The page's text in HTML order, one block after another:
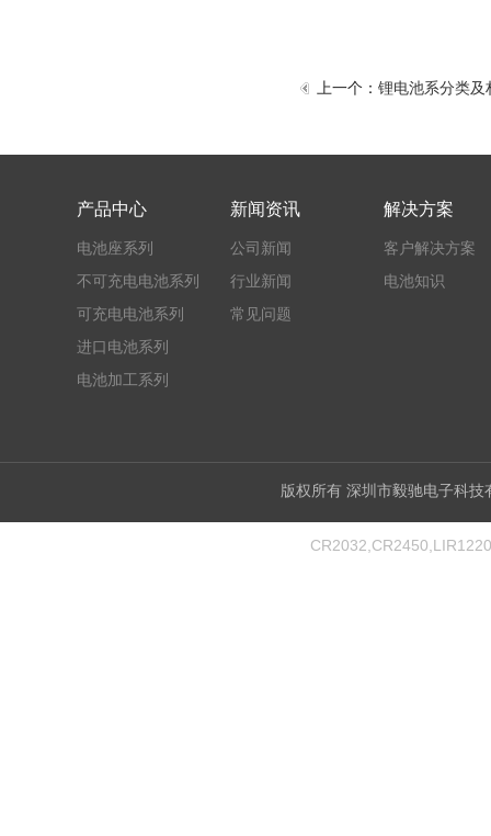
上一个： 锂电池系分类及
产品中心
电池座系列
不可充电电池系列
可充电电池系列
进口电池系列
电池加工系列
新闻资讯
公司新闻
行业新闻
常见问题
解决方案
客户解决方案
电池知识
版权所有 深圳市毅驰电子